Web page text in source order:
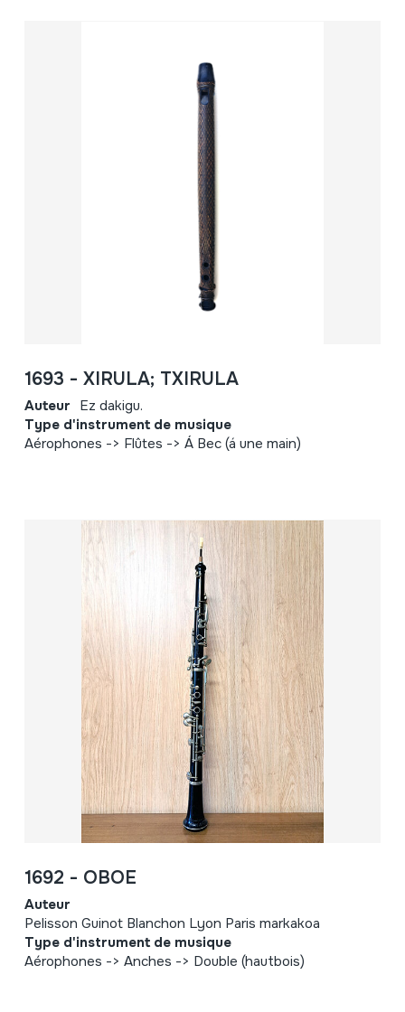
1693 - XIRULA; TXIRULA
Auteur Ez dakigu.
Type d'instrument de musique
Aérophones -> Flûtes -> Á Bec (á une main)
1692 - OBOE
Auteur
Pelisson Guinot Blanchon Lyon Paris markakoa
Type d'instrument de musique
Aérophones -> Anches -> Double (hautbois)